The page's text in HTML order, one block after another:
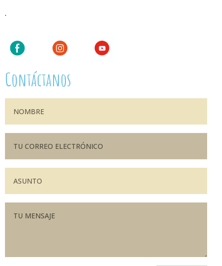
.
Contáctanos